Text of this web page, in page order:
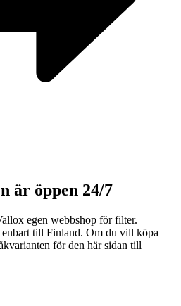
är öppen 24/7
egen webbshop för filter.
till Finland. Om du vill köpa
för den här sidan till